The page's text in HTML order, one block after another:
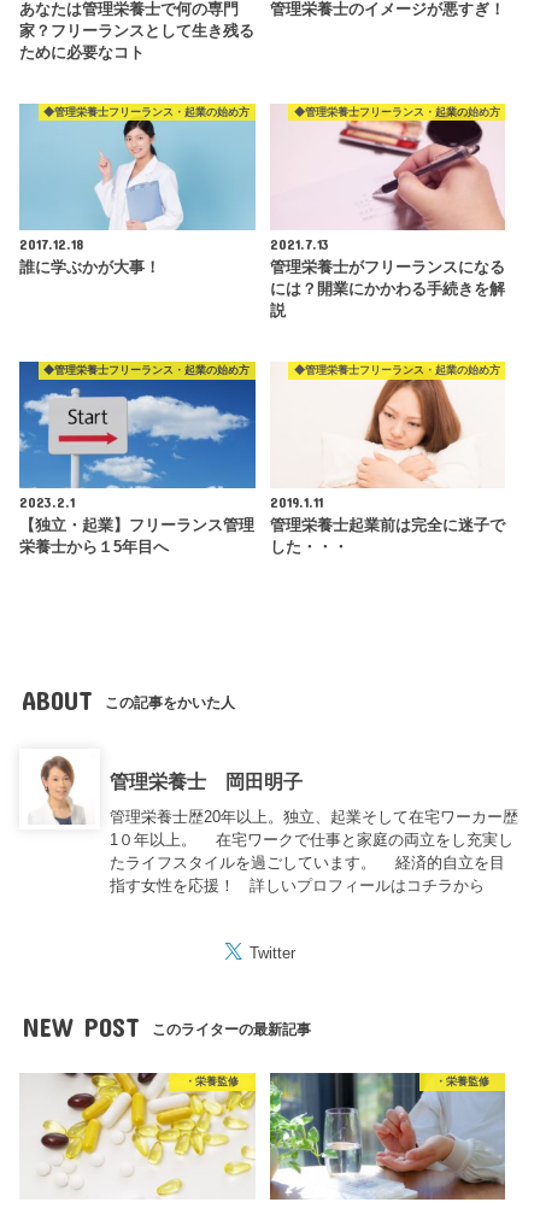
あなたは管理栄養士で何の専門
家？フリーランスとして生き残る
ために必要なコト
管理栄養士のイメージが悪すぎ！
◆管理栄養士フリーランス・起業の始め方
2017.12.18
誰に学ぶかが大事！
◆管理栄養士フリーランス・起業の始め方
2021.7.13
管理栄養士がフリーランスになる
には？開業にかかわる手続きを解
説
◆管理栄養士フリーランス・起業の始め方
2023.2.1
【独立・起業】フリーランス管理
栄養士から１5年目へ
◆管理栄養士フリーランス・起業の始め方
2019.1.11
管理栄養士起業前は完全に迷子で
した・・・
ABOUT この記事をかいた人
管理栄養士 岡田明子
管理栄養士歴20年以上。独立、起業そして在宅ワーカー歴
1０年以上。 在宅ワークで仕事と家庭の両立をし充実し
たライフスタイルを過ごしています。 経済的自立を目
指す女性を応援！詳しいプロフィールはコチラから
Twitter
NEW POST このライターの最新記事
・栄養監修 ・栄養監修